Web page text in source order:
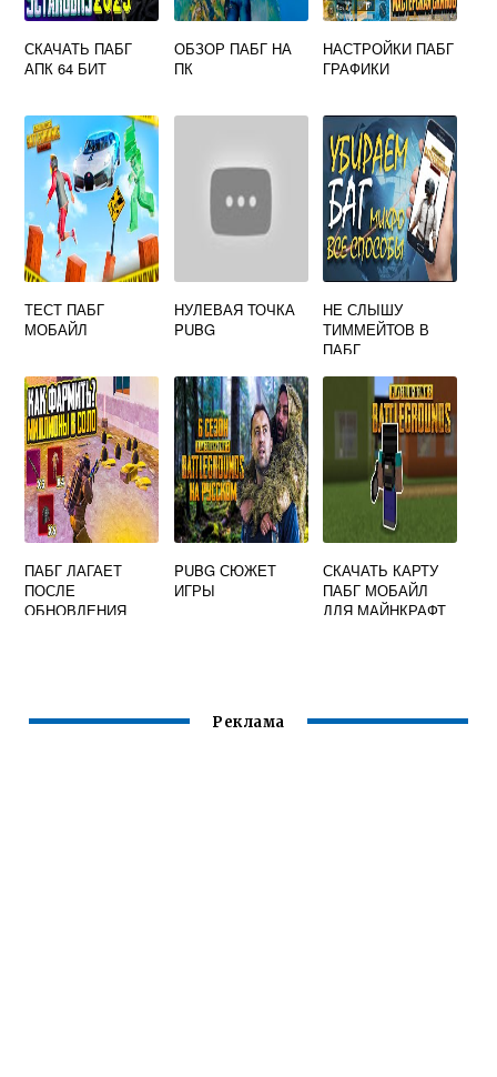
СКАЧАТЬ ПАБГ
АПК 64 БИТ
ОБЗОР ПАБГ НА
ПК
НАСТРОЙКИ ПАБГ
ГРАФИКИ
ТЕСТ ПАБГ
МОБАЙЛ
НУЛЕВАЯ ТОЧКА
PUBG
НЕ СЛЫШУ
ТИММЕЙТОВ В
ПАБГ
ПАБГ ЛАГАЕТ
ПОСЛЕ
ОБНОВЛЕНИЯ
PUBG СЮЖЕТ
ИГРЫ
СКАЧАТЬ КАРТУ
ПАБГ МОБАЙЛ
ДЛЯ МАЙНКРАФТ
Реклама